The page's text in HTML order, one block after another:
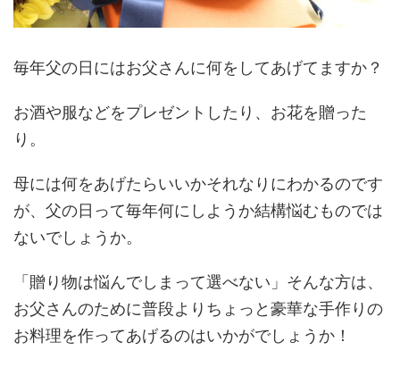
毎年父の日にはお父さんに何をしてあげてますか？
お酒や服などをプレゼントしたり、お花を贈った
り。
母には何をあげたらいいかそれなりにわかるのです
が、父の日って毎年何にしようか結構悩むものでは
ないでしょうか。
「贈り物は悩んでしまって選べない」そんな方は、
お父さんのために普段よりちょっと豪華な手作りの
お料理を作ってあげるのはいかがでしょうか！